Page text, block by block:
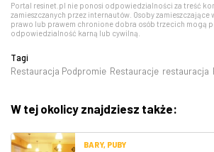
Portal resinet.pl nie ponosi odpowiedzialności za treść
zamieszczanych przez internautów. Osoby
prawo lub prawem chronione dobra osób trzecich mogą
odpowiedzialność karną lub cywilną.
Tagi
Restauracja Podpromie Restauracje restauracja
W tej okolicy znajdziesz także:
BARY, PUBY